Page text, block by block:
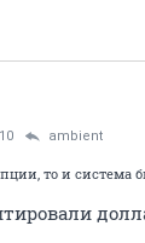
ambient
то и система